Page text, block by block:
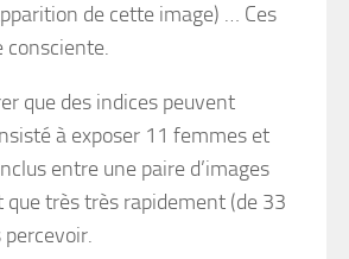
de cette image) … Ces
consciente.
que des indices peuvent
à exposer 11 femmes et
entre une paire d’images
que très très rapidement (de 33